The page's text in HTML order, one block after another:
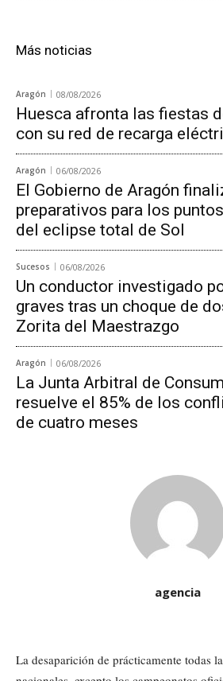
Más noticias
Aragón 08/08/2026
Huesca afronta las fiestas
con su red de recarga
Aragón 06/08/2026
El Gobierno de Aragón
preparativos para los
del eclipse total de Sol
Sucesos 06/08/2026
Un conductor investigado
graves tras un choque de
Zorita del Maestrazgo
Aragón 06/08/2026
La Junta Arbitral de
resuelve el 85% de los
de cuatro meses
agencia
La desaparición de prácticamente todas